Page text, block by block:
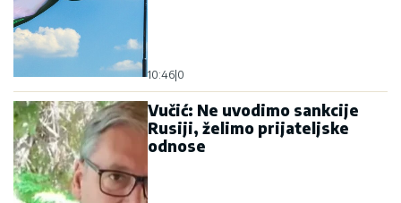
10:46 0
Vučić: Ne uvodimo sankcije
Rusiji, želimo prijateljske
odnose